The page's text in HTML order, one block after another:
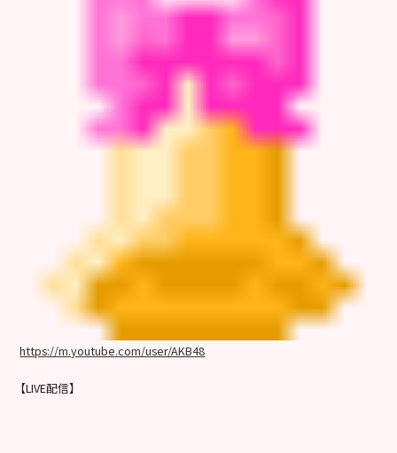
https://m.youtube.com/user/AKB48
【LIVE配信】